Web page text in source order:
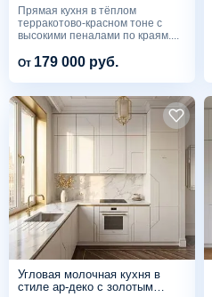
Прямая кухня в тёплом
терракотово-красном тоне с
высокими пеналами по краям....
От 179 000 руб.
Угловая молочная кухня в
стиле ар-деко с золотым